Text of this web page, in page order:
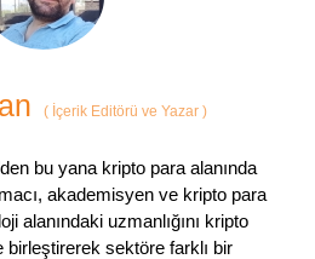
( İçerik Editörü ve Yazar )
bu yana kripto para alanında
akademisyen ve kripto para
alanındaki uzmanlığını kripto
sektöre farklı bir